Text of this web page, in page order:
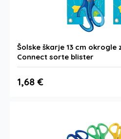
Šolske škarje 13 cm okrogle
Connect sorte blister
1,68 €